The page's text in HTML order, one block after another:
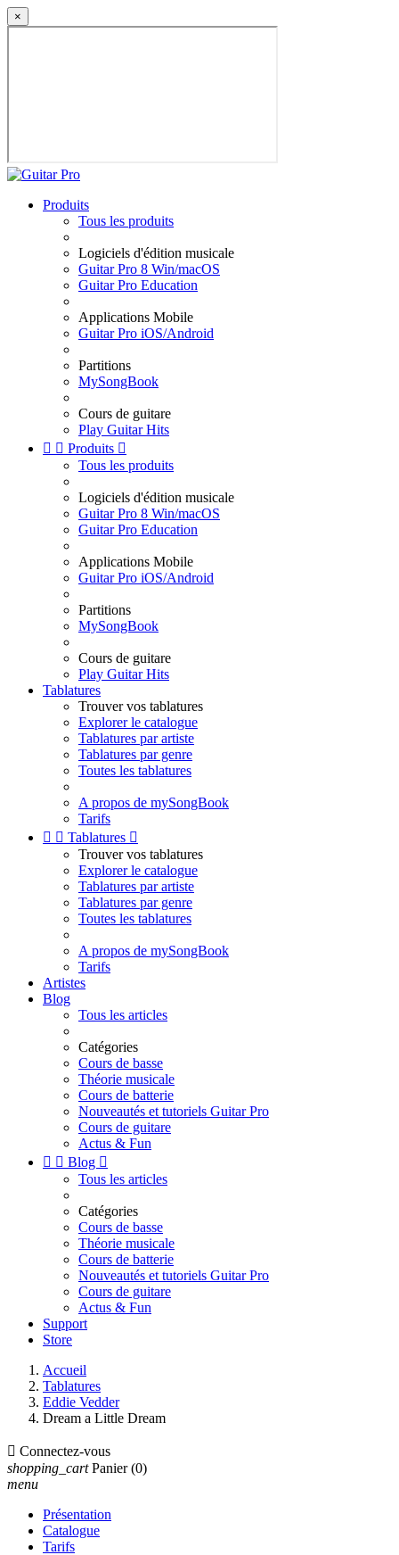
×
Produits
Tous les produits
Logiciels d'édition musicale
Guitar Pro 8 Win/macOS
Guitar Pro Education
Applications Mobile
Guitar Pro iOS/Android
Partitions
MySongBook
Cours de guitare
Play Guitar Hits
  Produits 
Tous les produits
Logiciels d'édition musicale
Guitar Pro 8 Win/macOS
Guitar Pro Education
Applications Mobile
Guitar Pro iOS/Android
Partitions
MySongBook
Cours de guitare
Play Guitar Hits
Tablatures
Trouver vos tablatures
Explorer le catalogue
Tablatures par artiste
Tablatures par genre
Toutes les tablatures
A propos de mySongBook
Tarifs
  Tablatures 
Trouver vos tablatures
Explorer le catalogue
Tablatures par artiste
Tablatures par genre
Toutes les tablatures
A propos de mySongBook
Tarifs
Artistes
Blog
Tous les articles
Catégories
Cours de basse
Théorie musicale
Cours de batterie
Nouveautés et tutoriels Guitar Pro
Cours de guitare
Actus & Fun
  Blog 
Tous les articles
Catégories
Cours de basse
Théorie musicale
Cours de batterie
Nouveautés et tutoriels Guitar Pro
Cours de guitare
Actus & Fun
Support
Store
Accueil
Tablatures
Eddie Vedder
Dream a Little Dream
 Connectez-vous
shopping_cart Panier (0)
menu
Présentation
Catalogue
Tarifs